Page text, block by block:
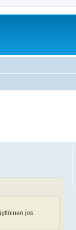
jos